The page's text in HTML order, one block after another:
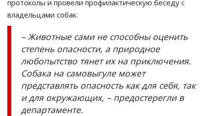
протоколы и провели профилактическую беседу с
владельцами собак.
– Животные сами не способны оценить
степень опасности, а природное
любопытство тянет их на приключения.
Собака на самовыгуле может
представлять опасность как для себя, так
и для окружающих, – предостерегли в
департаменте.